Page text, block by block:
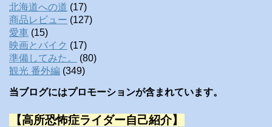
北海道への道 (17)
商品レビュー (127)
愛車 (15)
映画とバイク (17)
準備してみた。
(80)
観光 番外編 (349)
当ブログにはプロモーションが含まれています。
【高所恐怖症ライダー自己紹介】